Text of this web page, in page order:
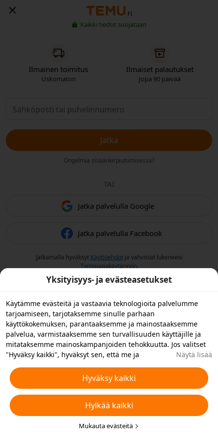
FI
Kaikki tiedot suojataan
Ilmainen toimitus
Uskomaton
Ilmaiset palautukset
Jopa 90 päivää
Jatka
Ongelmia sisäänkirjautumisessa?
TAI
Jatka palvelulla Google
Jatka palvelulla Facebook
Jatkamalla hyväksyt Käyttöehdotja vahvistat lukeneesi
Tietosuojakäytännön.
Yksityisyys- ja evästeasetukset
Käytämme evästeitä ja vastaavia teknologioita palvelumme
tarjoamiseen, tarjotaksemme sinulle parhaan
käyttökokemuksen, parantaaksemme ja mainostaaksemme
palvelua, varmistaaksemme sen turvallisuuden käyttäjille ja
mitataksemme mainoskampanjoiden tehokkuutta. Jos valitset
"Hyväksy kaikki", hyväksyt sen, että me ja
käytämme laitteellasi vastaavia teknologioita
mainontatarkoituksiin. Voit myös "hylätä kaikki" ei-
välttämättömät evästeet tai valita, minkä tyyppiset evästeet
haluat hyväksyä tai poistaa käytöstä napsauttamalla "Muokkaa
evästeitä" alla tai milloin tahansa tietosuoja-asetuksistasi.
Lisätietoja varten katso TemunEvästeitä ja vastaavia tekniikoita
Näytä lisää
Hyväksy kaikki
Hylkää kaikki
Mukauta evästeitä